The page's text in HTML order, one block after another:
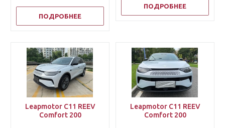
ПОДРОБНЕЕ
ПОДРОБНЕЕ
Leapmotor C11 REEV
Comfort 200
Leapmotor C11 REEV
Comfort 200